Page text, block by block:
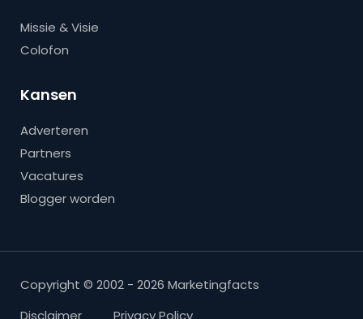
Missie & Visie
Colofon
Kansen
Adverteren
Partners
Vacatures
Blogger worden
Copyright © 2002 - 2026 Marketingfacts
Disclaimer
Privacy Policy